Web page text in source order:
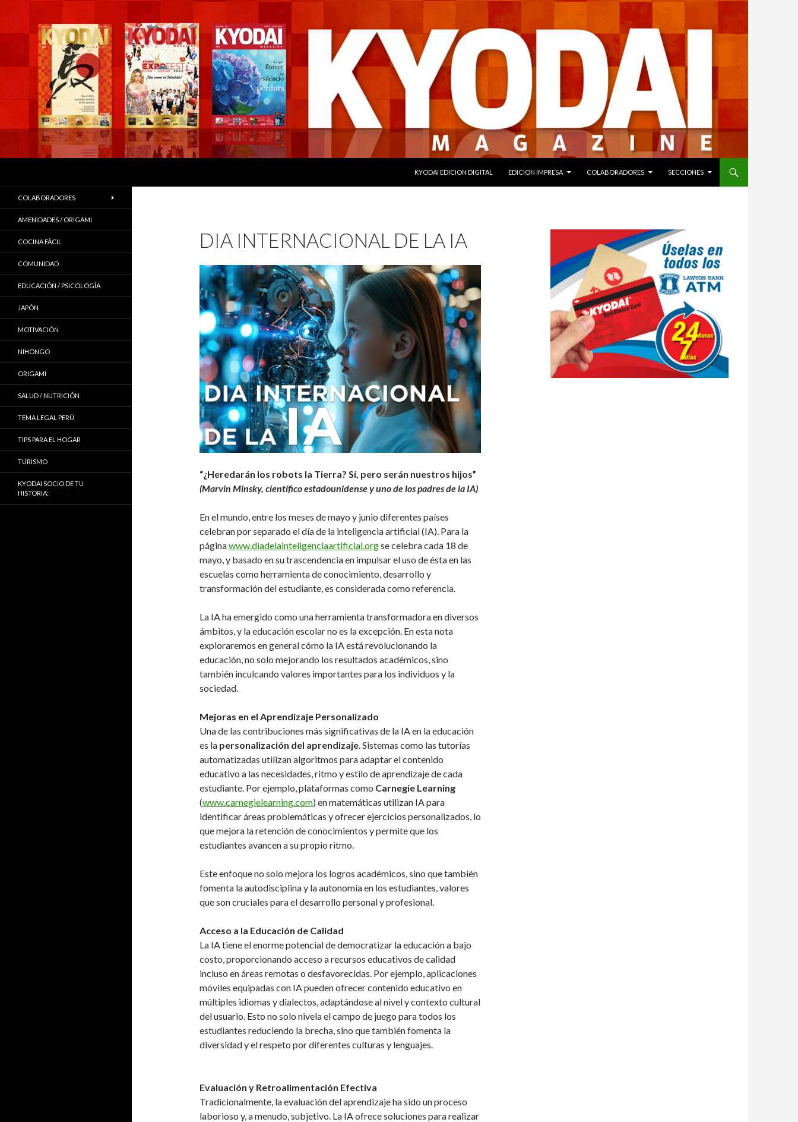
KYODAI EDICION DIGITAL
EDICION IMPRESA COLABORADORES SECCIONES
DIA INTERNACIONAL DE LA IA
“¿Heredarán los robots la Tierra? Sí, pero serán nuestros hijos”
(Marvin Minsky, científico estadounidense y uno de los padres de la IA)
En el mundo, entre los meses de mayo y junio diferentes países
celebran por separado el día de la inteligencia artificial (IA). Para la
páginawww.diadelainteligenciaartificial.orgse celebra cada 18 de
mayo, y basado en su trascendencia en impulsar el uso de ésta en las
escuelas como herramienta de conocimiento, desarrollo y
transformación del estudiante, es considerada como referencia.
La IA ha emergido como una herramienta transformadora en diversos
ámbitos, y la educación escolar no es la excepción. En esta nota
exploraremos en general cómo la IA está revolucionando la
educación, no solo mejorando los resultados académicos, sino
también inculcando valores importantes para los individuos y la
sociedad.
Mejoras en el Aprendizaje Personalizado
Una de las contribuciones más significativas de la IA en la educación
es la personalización del aprendizaje. Sistemas como las tutorías
automatizadas utilizan algoritmos para adaptar el contenido
educativo a las necesidades, ritmo y estilo de aprendizaje de cada
estudiante. Por ejemplo, plataformas como Carnegie Learning
(www.carnegielearning.com) en matemáticas utilizan IA para
identificar áreas problemáticas y ofrecer ejercicios personalizados, lo
que mejora la retención de conocimientos y permite que los
estudiantes avancen a su propio ritmo.
Este enfoque no solo mejora los logros académicos, sino que también
fomenta la autodisciplina y la autonomía en los estudiantes, valores
que son cruciales para el desarrollo personal y profesional.
Acceso a la Educación de Calidad
La IA tiene el enorme potencial de democratizar la educación a bajo
costo, proporcionando acceso a recursos educativos de calidad
incluso en áreas remotas o desfavorecidas. Por ejemplo, aplicaciones
móviles equipadas con IA pueden ofrecer contenido educativo en
múltiples idiomas y dialectos, adaptándose al nivel y contexto cultural
del usuario. Esto no solo nivela el campo de juego para todos los
estudiantes reduciendo la brecha, sino que también fomenta la
diversidad y el respeto por diferentes culturas y lenguajes.
Evaluación y Retroalimentación Efectiva
Tradicionalmente, la evaluación del aprendizaje ha sido un proceso
laborioso y, a menudo, subjetivo. La IA ofrece soluciones para realizar
COLABORADORES
AMENIDADES / ORIGAMI
COCINA FÁCIL
COMUNIDAD
EDUCACIÓN / PSICOLOGÍA
JAPÓN
MOTIVACIÓN
NIHONGO
ORIGAMI
SALUD / NUTRICIÓN
TEMA LEGAL PERÚ
TIPS PARA EL HOGAR
TURISMO
KYODAI SOCIO DE TU
HISTORIA: